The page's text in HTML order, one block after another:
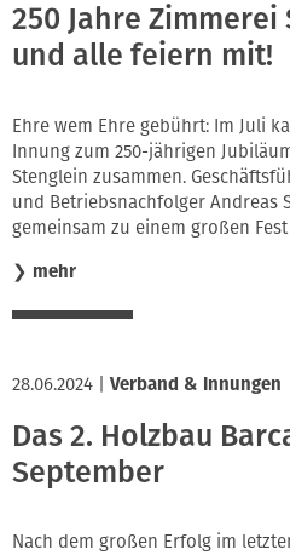
250 Jahre Zimmerei
und alle feiern mit!
Ehre wem Ehre gebührt: Im Juli
Innung zum 250-jährigen
Stenglein zusammen.
und Betriebsnachfolger Andreas
gemeinsam zu einem großen
❯ mehr
28.06.2024 Verband & Innungen
Das 2. Holzbau
September
Nach dem großen Erfolg im